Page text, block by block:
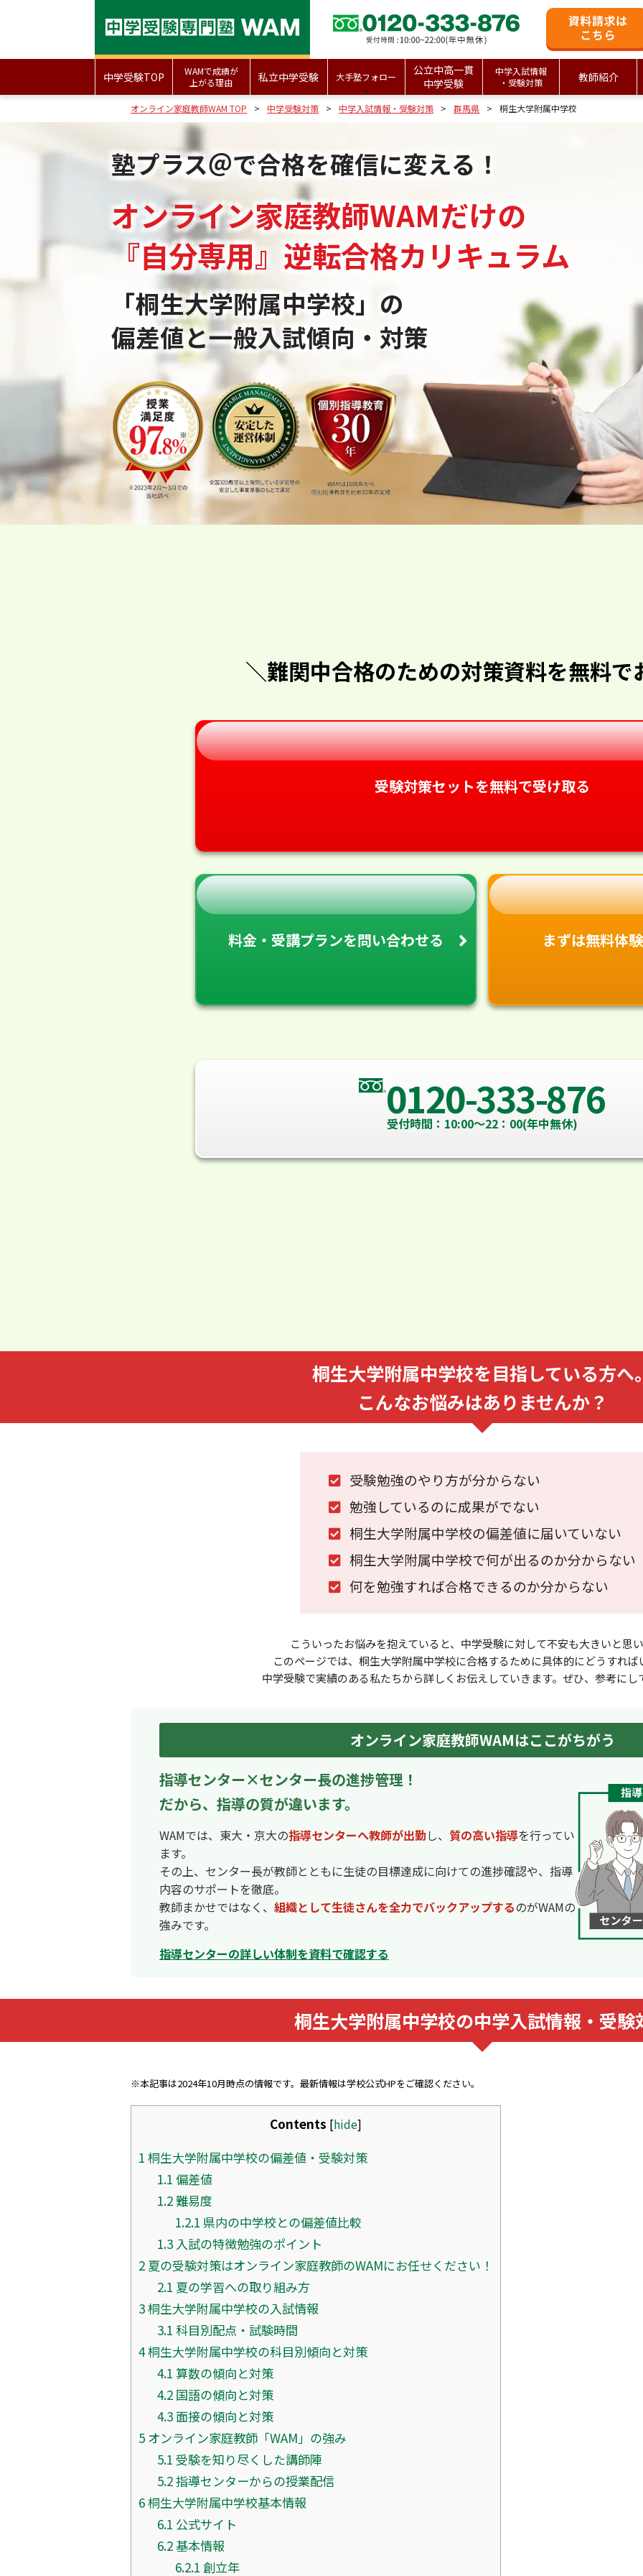
中学受験TOP
WAMで成績が
上がる理由
私立中学受験 大手塾フォロー
公立中高一貫
中学受験
中学入試情報
・受験対策
教師紹介
オンライン家庭教師WAM TOP 中学受験対策 中学入試情報・受験対策 群馬県 桐生大学附属中学校
塾プラス＠で合格を確信に変える！
オンライン家庭教師WAMだけの
『自分専用』 逆転合格カリキュラム
「桐生大学附属中学校」の
偏差値と一般入試傾向・対策
＼難関中合格のための対策資料を無料で
受験対策セットを無料で受け取る
料金・受講プランを問い合わせる まずは無料体験
0120-333-876
受付時間：10:00～22：00(年中無休)
桐生大学附属中学校を⽬指している⽅へ
こんなお悩みはありませんか？
受験勉強のやり⽅が分からない
勉強しているのに成果がでない
桐生大学附属中学校の偏差値に届いていない
桐生大学附属中学校で何が出るのか分からない
何を勉強すれば合格できるのか分からない
こういったお悩みを抱えていると、中学受験に対して不安も⼤きいと思
このページでは、桐生大学附属中学校に合格するために具体的にどうすれば
中学受験で実績のある私たちから詳しくお伝えしていきます。ぜひ、参考にし
オンライン家庭教師WAMはここがちがう
指導センター×センター長の進捗管理！
だから、指導の質が違います。
WAMでは、東大・京大の指導センターへ教師が出勤し、 質の高い指導を行ってい
ます。
その上、センター長が教師とともに生徒の目標達成に向けての進捗確認や、指導
内容のサポートを徹底。
教師まかせではなく、 組織として生徒さんを全力でバックアップするのがWAMの
強みです。
指導センターの詳しい体制を資料で確認する
桐生大学附属中学校の中学入試情報・受験
※本記事は2024年10月時点の情報です。最新情報は学校公式HPをご確認ください。
Contents [hide]
1 桐生大学附属中学校の偏差値・受験対策
1.1 偏差値
1.2難易度
1.2.1 県内の中学校との偏差値比較
1.3入試の特徴勉強のポイント
2 夏の受験対策はオンライン家庭教師のWAMにお任せください！
2.1 夏の学習への取り組み方
3桐生大学附属中学校の入試情報
3.1 科目別配点・試験時間
4桐生大学附属中学校の科目別傾向と対策
4.1 算数の傾向と対策
4.2国語の傾向と対策
4.3面接の傾向と対策
5 オンライン家庭教師「WAM」の強み
5.1 受験を知り尽くした講師陣
5.2指導センターからの授業配信
6桐生大学附属中学校基本情報
6.1 公式サイト
6.2基本情報
6.2.1 創立年